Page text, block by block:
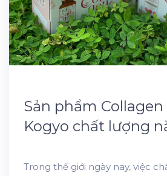
Sản phẩm
Kogyo chất lượng
Trong thế giới ngày nay, việc